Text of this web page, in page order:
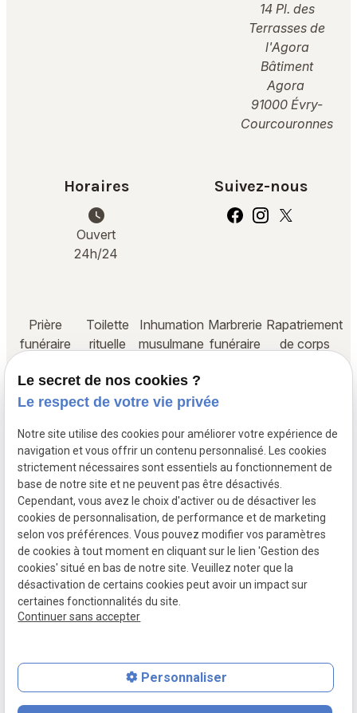
14 Pl. des
Terrasses de
l'Agora
Bâtiment
Agora
91000 Évry-
Courcouronnes
Horaires
watch_later
Ouvert
24h/24
Suivez-nous
Prière
funéraire
Toilette
rituelle
Inhumation
musulmane
Marbrerie
funéraire
Rapatriement
de corps
Démarches administratives Assurance décès
Mentions légales
Politique de
confidentialité
Gestion
des
cookies
Plan du
site
Siret :
82424645800015
Le secret de nos cookies ?
Le respect de votre vie privée
Notre site utilise des cookies pour améliorer votre expérience de
navigation et vous offrir un contenu personnalisé. Les cookies
strictement nécessaires sont essentiels au fonctionnement de
base de notre site et ne peuvent pas être désactivés.
Cependant, vous avez le choix d'activer ou de désactiver les
cookies de personnalisation, de performance et de marketing
selon vos préférences. Vous pouvez modifier vos paramètres
de cookies à tout moment en cliquant sur le lien 'Gestion des
cookies' situé en bas de notre site. Veuillez noter que la
désactivation de certains cookies peut avoir un impact sur
certaines fonctionnalités du site.
Continuer sans accepter
Personnaliser